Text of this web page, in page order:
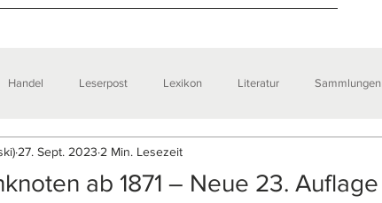
Handel Leserpost Lexikon Literatur Sammlungen
ab 1871 – Neue 23. Auflage
27. Sept. 2023 2 Min. Lesezeit